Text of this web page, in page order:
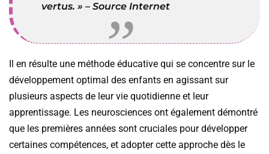
vertus. » – Source Internet
Il en résulte une méthode éducative qui se concentre sur le
développement optimal des enfants en agissant sur
plusieurs aspects de leur vie quotidienne et leur
apprentissage. Les neurosciences ont également démontré
que les premières années sont cruciales pour développer
certaines compétences, et adopter cette approche dès le